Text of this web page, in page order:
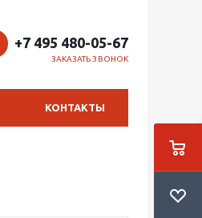
+7 495 480-05-67
ЗАКАЗАТЬ ЗВОНОК
КОНТАКТЫ